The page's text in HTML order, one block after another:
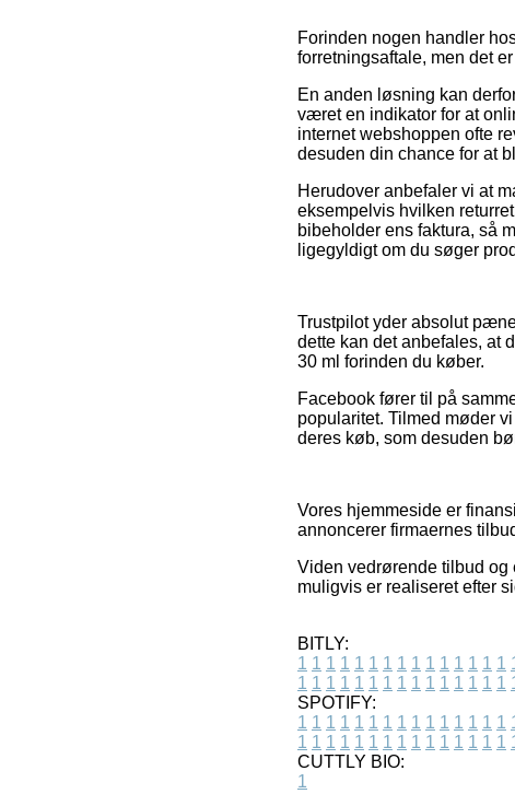
Forinden nogen handler
forretningsaftale, men det
En anden løsning kan
været en indikator for at
internet webshoppen ofte
desuden din chance for at
Herudover anbefaler vi at
eksempelvis hvilken
bibeholder ens faktura, så
ligegyldigt om du søger
Trustpilot yder absolut
dette kan det anbefales, at
30 ml forinden du køber.
Facebook fører til på
popularitet. Tilmed møder
deres køb, som desuden
Vores hjemmeside er
annoncerer firmaernes
Viden vedrørende tilbud og
muligvis er realiseret efter
BITLY:
1 1 1 1 1 1 1 1 1 1 1 1 1 1 1
1 1 1 1 1 1 1 1 1 1 1 1 1 1 1
SPOTIFY:
1 1 1 1 1 1 1 1 1 1 1 1 1 1 1
1 1 1 1 1 1 1 1 1 1 1 1 1 1 1
CUTTLY BIO:
1